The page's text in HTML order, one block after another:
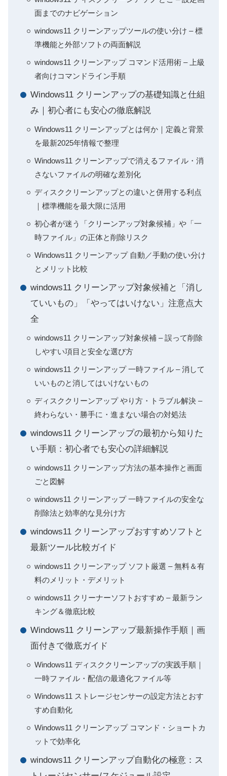
面までのナビゲーション
windows11 クリーンアップツールの使い分け – 標
準機能と外部ソフトの両面解説
windows11 クリーンアップ コマンド活用術 – 上級
者向けコマンドライン手順
Windows11 クリーンアップの基礎知識と仕組
み｜初心者にも安心の徹底解説
Windows11 クリーンアップとは何か｜定義と背景
を最新2025年情報で整理
Windows11 クリーンアップで消えるファイル・消
さないファイルの明確な差別化
ディスククリーンアップとの違いと併用する利点
｜標準機能を最大限に活用
初心者が迷う「クリーンアップ対象候補」や「一
時ファイル」の正体と削除リスク
Windows11 クリーンアップ 自動／手動の使い分け
とメリット比較
windows11 クリーンアップ対象候補と「消し
ていいもの」「やってはいけない」注意点大
全
windows11 クリーンアップ対象候補 – 誤って削除
しやすい項目と安全な選び方
windows11 クリーンアップ 一時ファイル – 消して
いいものと消してはいけないもの
ディスククリーンアップ やり方・トラブル解決 –
終わらない・勝手に・進まない場合の対処法
windows11 クリーンアップの最初から知りた
い手順：初心者でも安心の詳細解説
windows11 クリーンアップ方法の基本操作と画面
ごと図解
windows11 クリーンアップ 一時ファイルの安全な
削除法と効率的な見分け方
windows11 クリーンアップおすすめソフトと
最新ツール比較ガイド
windows11 クリーンアップ ソフト厳選 – 無料＆有
料のメリット・デメリット
windows11 クリーナーソフトおすすめ – 最新ラン
キング＆徹底比較
Windows11 クリーンアップ最新操作手順｜画
面付きで徹底ガイド
Windows11 ディスククリーンアップの実践手順｜
一時ファイル・配信の最適化ファイル等
Windows11 ストレージセンサーの設定方法とおす
すめ自動化
Windows11 クリーンアップ コマンド・ショートカ
ットで効率化
windows11 クリーンアップ自動化の極意：ス